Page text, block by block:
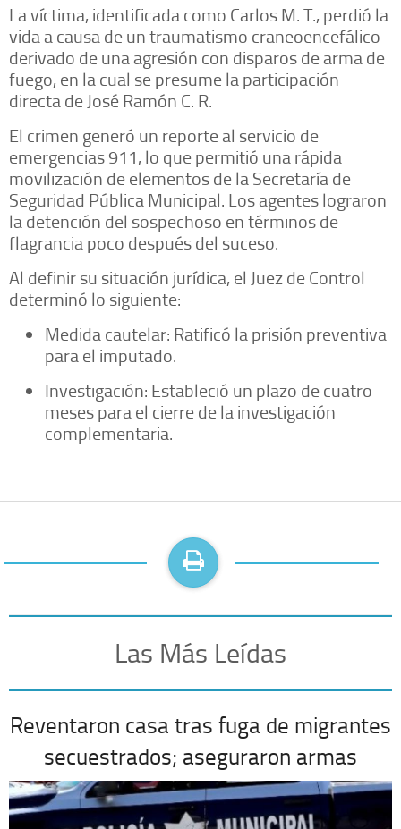
La víctima, identificada como Carlos M. T., perdió la
vida a causa de un traumatismo craneoencefálico
derivado de una agresión con disparos de arma de
fuego, en la cual se presume la participación
directa de José Ramón C. R.
El crimen generó un reporte al servicio de
emergencias 911, lo que permitió una rápida
movilización de elementos de la Secretaría de
Seguridad Pública Municipal. Los agentes lograron
la detención del sospechoso en términos de
flagrancia poco después del suceso.
Al definir su situación jurídica, el Juez de Control
determinó lo siguiente:
Medida cautelar: Ratificó la prisión preventiva
para el imputado.
Investigación: Estableció un plazo de cuatro
meses para el cierre de la investigación
complementaria.
Las Más Leídas
Reventaron casa tras fuga de migrantes
secuestrados; aseguraron armas